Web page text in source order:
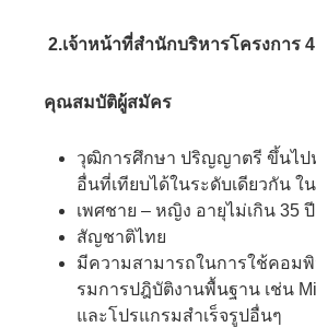
2.เจ้าหน้าที่สำนักบริหารโครงการ
คุณสมบัติผู้สมัคร
วุฒิการศึกษา ปริญญาตรี ขึ้นไ
อื่นที่เทียบได้ในระดับเดียวกัน ใ
เพศชาย – หญิง อายุไม่เกิน 35 ปี
สัญชาติไทย
มีความสามารถในการใช้คอมพิ
รมการปฎิบัติงานพื้นฐาน เช่น
และโปรแกรมสำเร็จรูปอื่นๆ